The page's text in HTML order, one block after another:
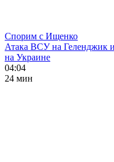
Спорим с Ищенко
Атака ВСУ на Геленджик
на Украине
04:04
24 мин